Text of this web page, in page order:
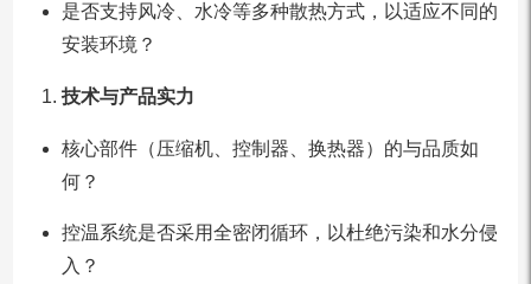
是否支持风冷、水冷等多种散热方式，以适应不同的
安装环境？
技术与产品实力
核心部件（压缩机、控制器、换热器）的与品质如
何？
控温系统是否采用全密闭循环，以杜绝污染和水分侵
入？